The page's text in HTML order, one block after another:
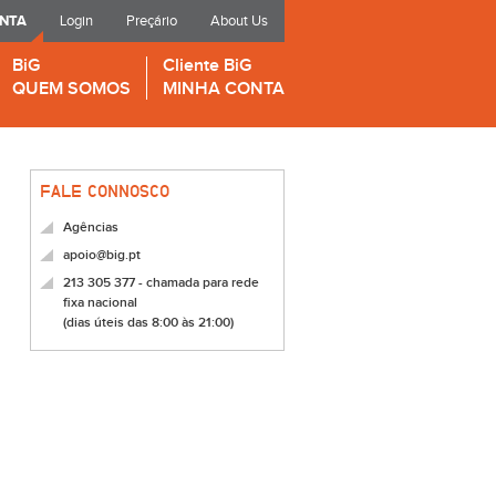
Login Preçário About Us
BiG
QUEM SOMOS
Cliente BiG
MINHA CONTA
FALE CONNOSCO
Agências
apoio@big.pt
213 305 377 - chamada para rede
fixa nacional
(dias úteis das 8:00 às 21:00)